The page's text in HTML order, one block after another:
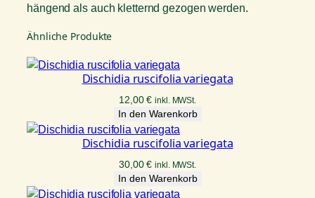
hängend als auch kletternd gezogen werden.
Ähnliche Produkte
Dischidia ruscifolia variegata
12,00€ inkl. MWSt.
In den Warenkorb
Dischidia ruscifolia variegata
30,00€ inkl. MWSt.
In den Warenkorb